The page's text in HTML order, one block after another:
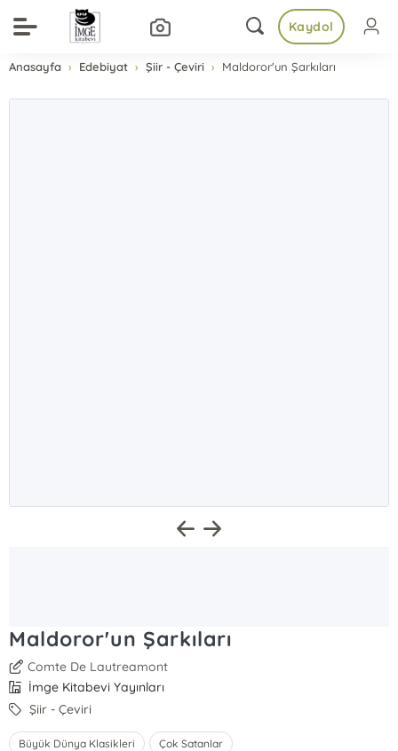
Kaydol
Anasayfa Edebiyat Şiir - Çeviri Maldoror'un Şarkıları
Maldoror'un Şarkıları
Comte De Lautreamont
İmge Kitabevi Yayınları
Şiir - Çeviri
Büyük Dünya Klasikleri Çok Satanlar